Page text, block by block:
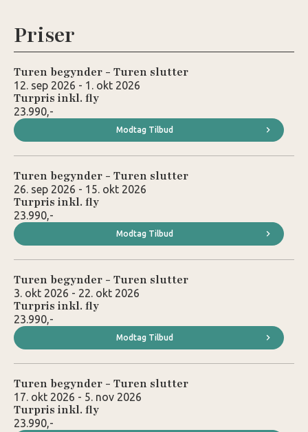
Priser
Turen begynder - Turen slutter
12. sep 2026 - 1. okt 2026
Turpris inkl. fly
23.990,-
Modtag Tilbud
Turen begynder - Turen slutter
26. sep 2026 - 15. okt 2026
Turpris inkl. fly
23.990,-
Modtag Tilbud
Turen begynder - Turen slutter
3. okt 2026 - 22. okt 2026
Turpris inkl. fly
23.990,-
Modtag Tilbud
Turen begynder - Turen slutter
17. okt 2026 - 5. nov 2026
Turpris inkl. fly
23.990,-